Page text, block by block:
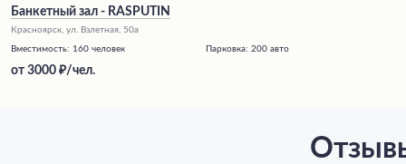
Банкетный зал - RASPUTIN
Красноярск, ул. Взлетная, 50а
Вместимость: 160 человек Парковка: 200 авто
от 3000 /чел.